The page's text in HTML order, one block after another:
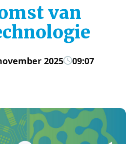
van
2025 09:07